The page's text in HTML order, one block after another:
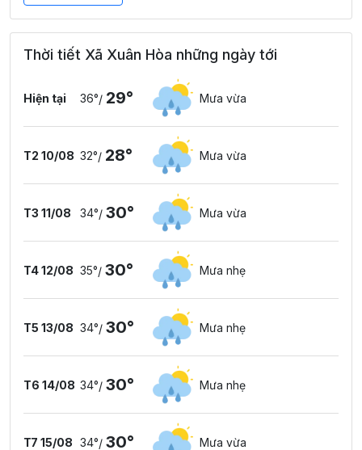
Thời tiết Xã Xuân Hòa những ngày tới
Hiện tại 36°/ 29° Mưa vừa
T2 10/08 32°/ 28° Mưa vừa
T3 11/08 34°/ 30° Mưa vừa
T4 12/08 35°/ 30° Mưa nhẹ
T5 13/08 34°/ 30° Mưa nhẹ
T6 14/08 34°/ 30° Mưa nhẹ
T7 15/08 34°/ 30° Mưa vừa